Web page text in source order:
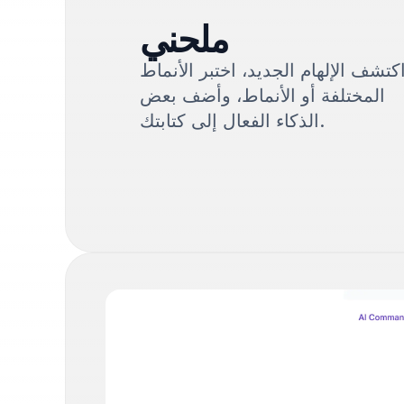
ملحني
الإلهام الجديد، اختبر الأنماط
المختلفة أو الأنماط، وأضف بعض
الذكاء الفعال إلى كتابتك.